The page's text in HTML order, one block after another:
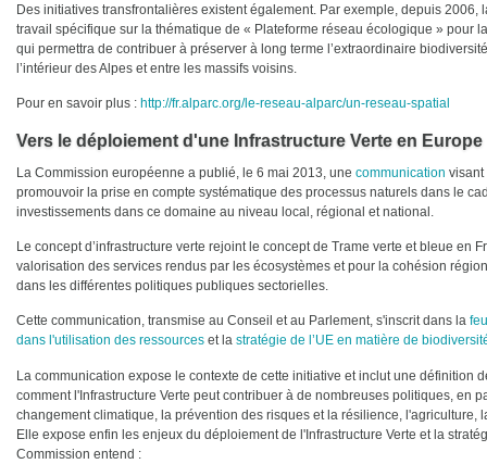
Des initiatives transfrontalières existent également. Par exemple, depuis
travail spécifique sur la thématique de « Plateforme réseau écologique » pour
qui permettra de contribuer à préserver à long terme l’extraordinaire
l’intérieur des Alpes et entre les massifs voisins.
Pour en savoir plus : http://fr.alparc.org/le-reseau-alparc/un-reseau-spatial
Vers le déploiement d'une Infrastructure Verte en Europe
La Commission européenne a publié, le 6 mai 2013, une communication visant
promouvoir la prise en compte systématique des processus naturels dans le
investissements dans ce domaine au niveau local, régional et national.
Le concept d’infrastructure verte rejoint le concept de Trame verte et bleue en
valorisation des services rendus par les écosystèmes et pour la cohésion
dans les différentes politiques publiques sectorielles.
Cette communication, transmise au Conseil et au Parlement, s'inscrit dans la
dans l'utilisation des ressources et la stratégie de l’UE en matière de
La communication expose le contexte de cette initiative et inclut une définition
comment l'Infrastructure Verte peut contribuer à de nombreuses politiques, en
changement climatique, la prévention des risques et la résilience, l'agriculture,
Elle expose enfin les enjeux du déploiement de l'Infrastructure Verte et la
Commission entend :